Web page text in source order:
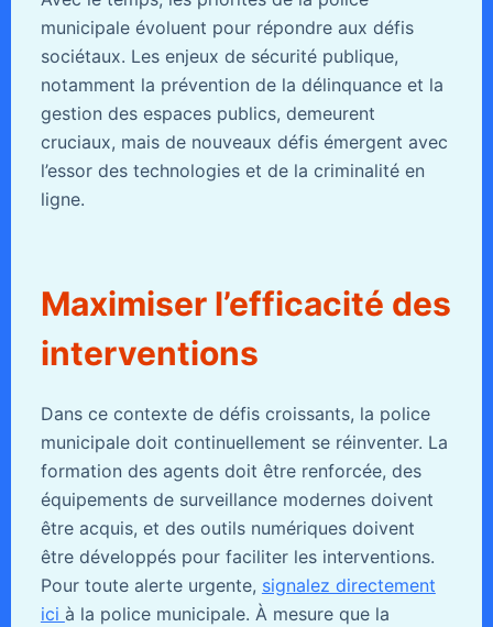
municipale évoluent pour répondre aux défis
sociétaux. Les enjeux de sécurité publique,
notamment la prévention de la délinquance et la
gestion des espaces publics, demeurent
cruciaux, mais de nouveaux défis émergent avec
l’essor des technologies et de la criminalité en
ligne.
Maximiser l’efficacité des
interventions
Dans ce contexte de défis croissants, la police
municipale doit continuellement se réinventer. La
formation des agents doit être renforcée, des
équipements de surveillance modernes doivent
être acquis, et des outils numériques doivent
être développés pour faciliter les interventions.
Pour toute alerte urgente, signalez directement
ici à la police municipale. À mesure que la